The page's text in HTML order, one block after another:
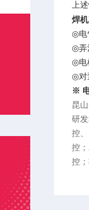
上
焊
◎电
◎弄
◎电
◎对
※
昆
研
控
控
控